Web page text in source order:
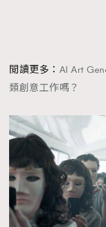
閲讀更多： AI Art
類創意工作嗎？